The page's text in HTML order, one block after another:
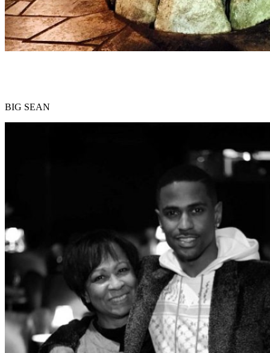
BIG SEAN